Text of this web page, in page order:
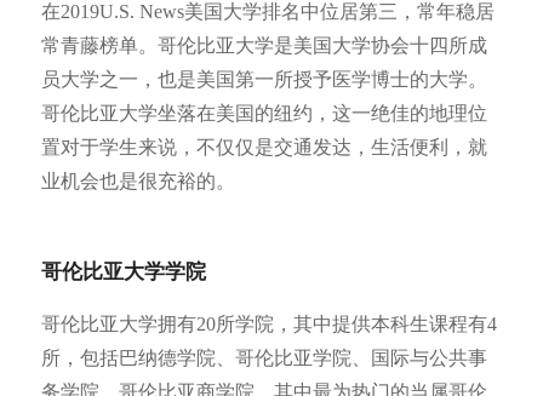
在2019U.S. News美国大学排名中位居第三，常年稳居
常青藤榜单。哥伦比亚大学是美国大学协会十四所成
员大学之一，也是美国第一所授予医学博士的大学。
哥伦比亚大学坐落在美国的纽约，这一绝佳的地理位
置对于学生来说，不仅仅是交通发达，生活便利，就
业机会也是很充裕的。
哥伦比亚大学学院
哥伦比亚大学拥有20所学院，其中提供本科生课程有4
所，包括巴纳德学院、哥伦比亚学院、国际与公共事
务学院、哥伦比亚商学院。其中最为热门的当属哥伦